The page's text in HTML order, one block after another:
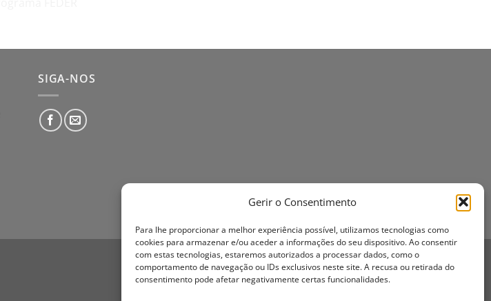
Gerir o Consentimento
Para lhe proporcionar a melhor experiência possível, utilizamos tecnologias como
cookies para armazenar e/ou aceder a informações do seu dispositivo. Ao consentir
com estas tecnologias, estaremos autorizados a processar dados, como o
comportamento de navegação ou IDs exclusivos neste site. A recusa ou retirada do
consentimento pode afetar negativamente certas funcionalidades.
SIGA-NOS